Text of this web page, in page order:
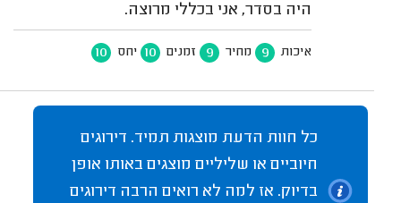
היה בסדר, אני בכללי מרוצה.
איכות 9 מחיר 9 זמנים 10 יחס 10
כל חוות הדעת מוצגות תמיד. דירוגים
חיוביים או שליליים מוצגים באותו אופן
בדיוק. אז למה לא רואים הרבה דירוגים